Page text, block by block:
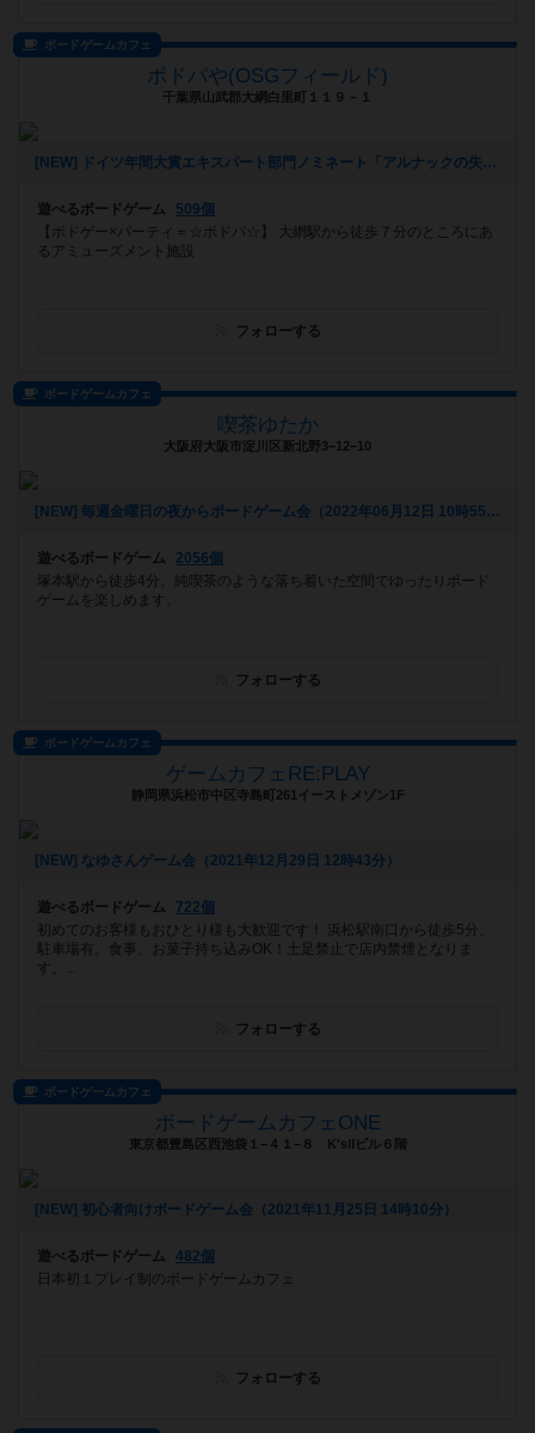
ボードゲームカフェ
ボドパや(OSGフィールド)
千葉県山武郡大網白里町１１９－１
[NEW] ドイツ年間大賞エキスパート部門ノミネート「アルナックの失われし遺跡」を遊ぼう！ in 大網（2022年09月05日 12時32分）
遊べるボードゲーム
509個
【ボドゲー×パーティ＝☆ボドパ☆】 大網駅から徒歩７分のところにあ
るアミューズメント施設
フォローする
ボードゲームカフェ
喫茶ゆたか
大阪府大阪市淀川区新北野3−12−10
[NEW] 毎週金曜日の夜からボードゲーム会（2022年06月12日 10時55分）
遊べるボードゲーム
2056個
塚本駅から徒歩4分。純喫茶のような落ち着いた空間でゆったりボード
ゲームを楽しめます。
フォローする
ボードゲームカフェ
ゲームカフェRE:PLAY
静岡県浜松市中区寺島町261イーストメゾン1F
[NEW] なゆさんゲーム会（2021年12月29日 12時43分）
遊べるボードゲーム
722個
初めてのお客様もおひとり様も大歓迎です！ 浜松駅南口から徒歩5分。
駐車場有。食事、お菓子持ち込みOK！土足禁止で店内禁煙となりま
す。...
フォローする
ボードゲームカフェ
ボードゲームカフェONE
東京都豊島区西池袋１−４１−８ K'sⅡビル６階
[NEW] 初心者向けボードゲーム会（2021年11月25日 14時10分）
遊べるボードゲーム
482個
日本初１プレイ制のボードゲームカフェ
フォローする